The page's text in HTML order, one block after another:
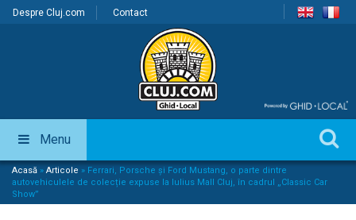
Despre Cluj.com Contact
Menu
Acasă » Articole » Ferrari, Porsche și Ford Mustang, o parte dintre
autovehiculele de colecție expuse la Iulius Mall Cluj, în cadrul „Classic Car
Show”